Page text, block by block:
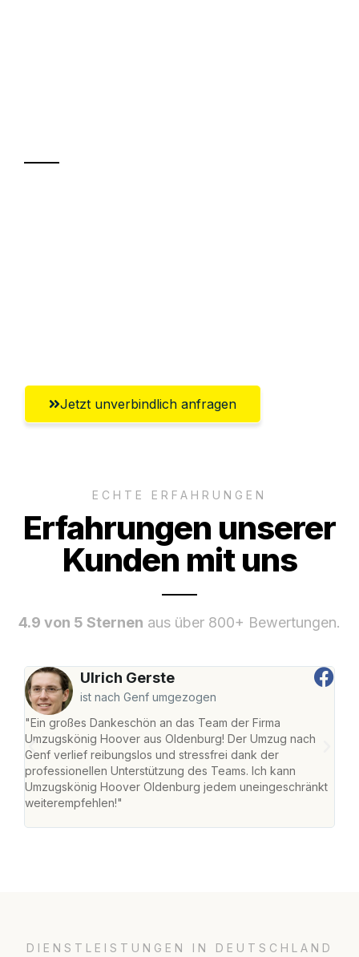
Jetzt unverbindlich anfragen
ECHTE ERFAHRUNGEN
Erfahrungen unserer
Kunden mit uns
4.9 von 5 Sternen aus über 800+ Bewertungen.
Ulrich Gerste
ist nach Genf umgezogen
"Ein großes Dankeschön an das Team der Firma
Umzugskönig Hoover aus Oldenburg! Der Umzug nach
Genf verlief reibungslos und stressfrei dank der
professionellen Unterstützung des Teams. Ich kann
Umzugskönig Hoover Oldenburg jedem uneingeschränkt
weiterempfehlen!"
DIENSTLEISTUNGEN IN DEUTSCHLAND